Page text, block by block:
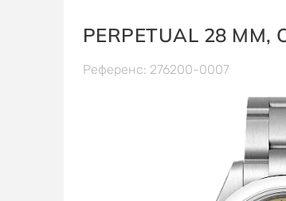
PERPETUAL 28 MM,
Референс: 276200-0007